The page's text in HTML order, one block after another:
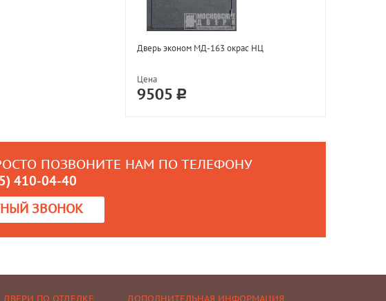
Дверь эконом МД-163 окрас НЦ
Цена
9505
ПОЗВОНИТЕ НАМ ПО ТЕЛЕФОНУ
410-04-40
ЗВОНОК